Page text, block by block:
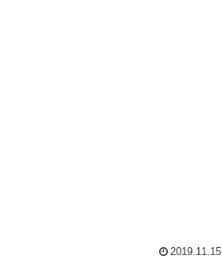
2019.11.15